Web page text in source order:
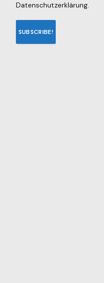
Datenschutzerklärung.